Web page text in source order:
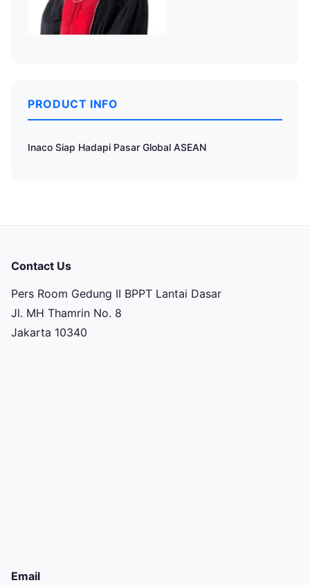
PRODUCT INFO
Inaco Siap Hadapi Pasar Global ASEAN
Contact Us
Pers Room Gedung II BPPT Lantai Dasar
Jl. MH Thamrin No. 8
Jakarta 10340
Email